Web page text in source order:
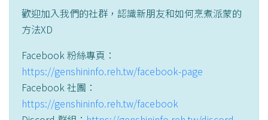
歡迎加入我們的社群，認識新朋友和如何烹煮派蒙的
方法XD
Facebook 粉絲專頁：
https://genshininfo.reh.tw/facebook-page
Facebook 社團：
https://genshininfo.reh.tw/facebook